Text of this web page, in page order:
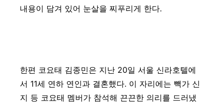
내용이 담겨 있어 눈살을 찌푸리게 한다.
한편 코요태 김종민은 지난 20일 서울 신라호텔에
서 11세 연하 연인과 결혼했다. 이 자리에는 빽가 신
지 등 코요태 멤버가 참석해 끈끈한 의리를 드러냈